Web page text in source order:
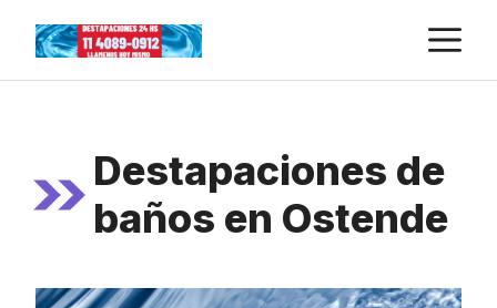
content
Destapaciones de
baños en Ostende